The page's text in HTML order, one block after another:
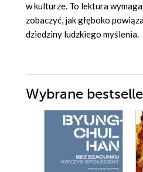
w kulturze. To lektura
zobaczyć, jak głęboko
dziedziny ludzkiego myślenia.
Wybrane